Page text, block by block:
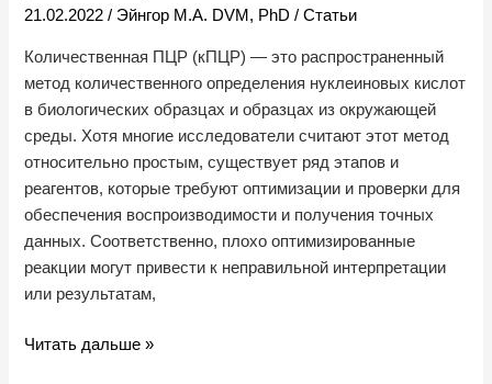
21.02.2022/ Эйнгор М.А. DVM, PhD/Статьи
Количественная ПЦР (кПЦР) — это распространенный
метод количественного определения нуклеиновых кислот
в биологических образцах и образцах из окружающей
среды. Хотя многие исследователи считают этот метод
относительно простым, существует ряд этапов и
реагентов, которые требуют оптимизации и проверки для
обеспечения воспроизводимости и получения точных
данных. Соответственно, плохо оптимизированные
реакции могут привести к неправильной интерпретации
или результатам,
ПЦР
реальном
времени
Читать дальше »